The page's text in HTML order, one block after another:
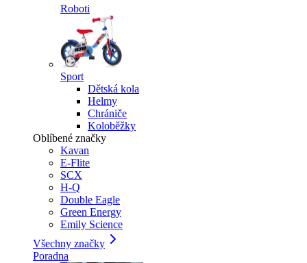
Roboti
Sport
Dětská kola
Helmy
Chrániče
Koloběžky
Oblíbené značky
Kavan
E-Flite
SCX
H-Q
Double Eagle
Green Energy
Emily Science
Všechny značky
Poradna